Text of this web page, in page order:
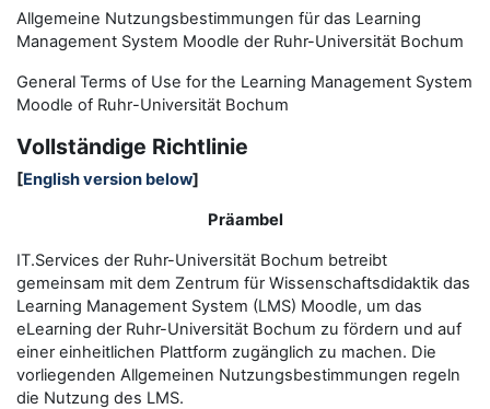
Allgemeine Nutzungsbestimmungen für das Learning
Management System Moodle der Ruhr-Universität Bochum
General Terms of Use for the Learning Management System
Moodle of Ruhr-Universität Bochum
Vollständige Richtlinie
[English version below]
Präambel
IT.Services der Ruhr-Universität Bochum betreibt
gemeinsam mit dem Zentrum für Wissenschaftsdidaktik das
Learning Management System (LMS) Moodle, um das
eLearning der Ruhr-Universität Bochum zu fördern und auf
einer einheitlichen Plattform zugänglich zu machen. Die
vorliegenden Allgemeinen Nutzungsbestimmungen regeln
die Nutzung des LMS.